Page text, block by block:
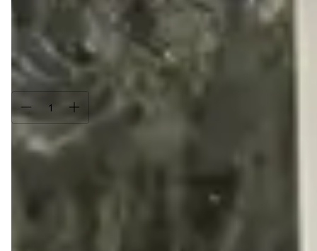
Só restam 3em estoque!
Compra protegida
Se não gostar, você pode trocar ou devolver.